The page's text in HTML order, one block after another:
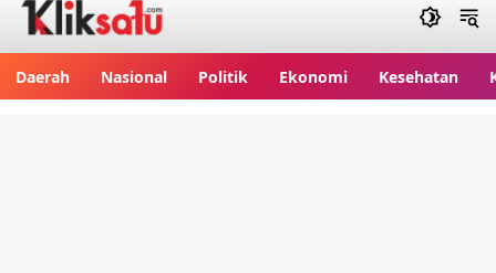
Daerah Nasional Politik Ekonomi Kesehatan